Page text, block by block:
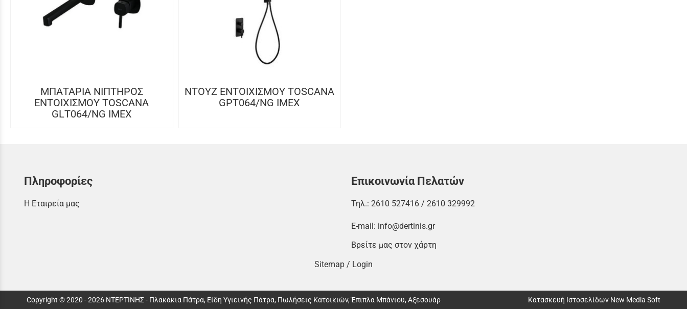
ΜΠΑΤΑΡΙΑ ΝΙΠΤΗΡΟΣ
ΕΝΤΟΙΧΙΣΜΟΥ TOSCANA
GLΤ064/NG IMEX
NTOYZ ΕΝΤOIXIΣΜΟΥ TOSCANA
GPT064/NG IMEX
Πληροφορίες
Η Εταιρεία μας
Επικοινωνία Πελατών
Τηλ.: 2610 527416 / 2610 329992
E-mail: info@dertinis.gr
Βρείτε μας στον χάρτη
Sitemap / Login
Copyright © 2020 - 2026 ΝΤΕΡΤΙΝΗΣ - Πλακάκια Πάτρα, Είδη Υγιεινής Πάτρα, Πωλήσεις Κατοικιών, Έπιπλα Μπάνιου, Αξεσουάρ Κατασκευή Ιστοσελίδων New Media Soft